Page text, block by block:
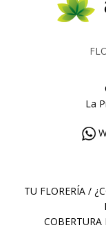
La
TU FLORERÍA /
COBERTURA